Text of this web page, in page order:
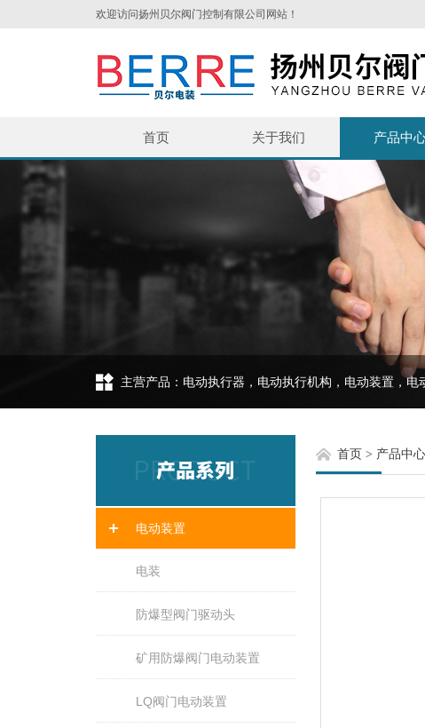
欢迎访问扬州贝尔阀门控制有限公司网站！
首页 关于我们 产品中
主营产品：电动执行器，电动执行机构，电动装置，电
电动装置
电装
防爆型阀门驱动头
矿用防爆阀门电动装置
LQ阀门电动装置
首页 > 产品中心